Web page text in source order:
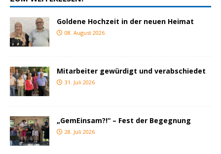
Goldene Hochzeit in der neuen Heimat
08. August 2026
Mitarbeiter gewürdigt und verabschiedet
31. Juli 2026
„GemEinsam?!“ – Fest der Begegnung
28. Juli 2026